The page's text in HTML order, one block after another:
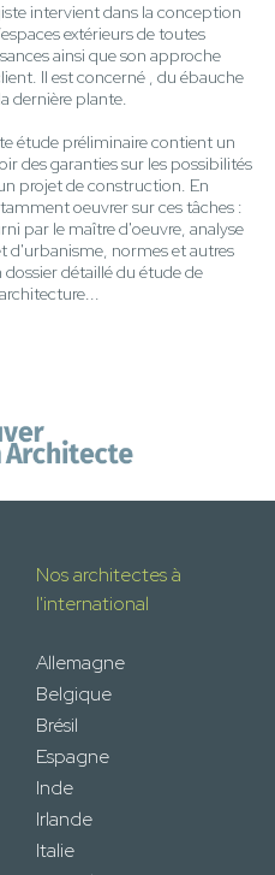
intervient dans la conception
extérieurs de toutes
ainsi que son approche
Il est concerné , du ébauche
dernière plante.
étude préliminaire contient un
des garanties sur les possibilités
projet de construction. En
oeuvrer sur ces tâches :
par le maître d'oeuvre, analyse
d'urbanisme, normes et autres
détaillé du étude de
Nos architectes à
l'international
Allemagne
Belgique
Brésil
Espagne
Inde
Irlande
Italie